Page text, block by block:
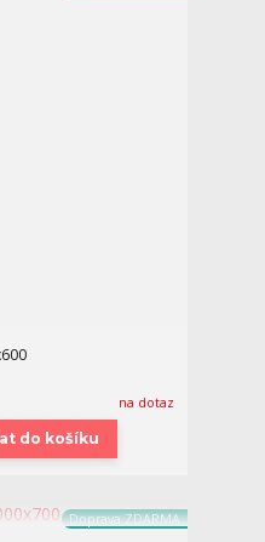
na dotaz
do košíku
Doprava ZDARMA